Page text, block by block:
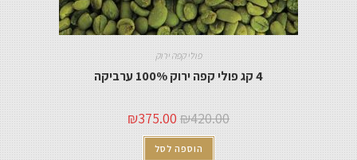
פולי קפה ירוק
4 קג פולי קפה ירוק 100% ערביקה
₪420.00
₪375.00
הוספה לסל